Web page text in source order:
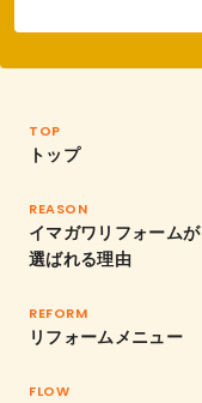
TOP
トップ
REASON
イマガワリフォームが
選ばれる理由
REFORM
リフォームメニュー
FLOW